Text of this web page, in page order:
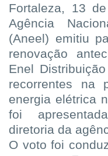
Fortaleza, 13
Agência
(Aneel) emitiu
renovação
Enel
recorrentes na
energia elétrica
foi
diretoria da
O voto foi